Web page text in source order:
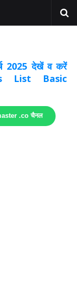
2025 देखें व करें
List Basic
.co चैनल